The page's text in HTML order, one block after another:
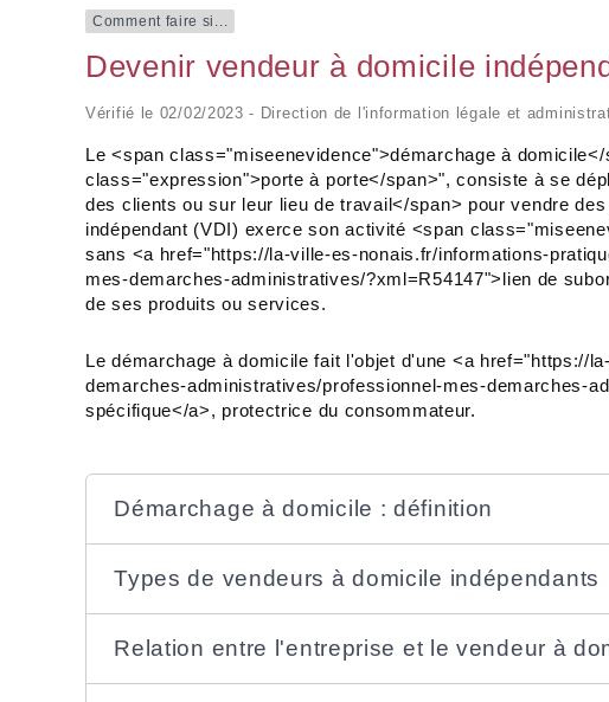
Comment faire si...
Devenir vendeur à domicile
Vérifié le 02/02/2023 - Direction de l'information légale et
Le <span class="miseenevidence">démarchage à
class="expression">porte à porte</span>", consiste à se
des clients ou sur leur lieu de travail</span> pour vendre
indépendant (VDI) exerce son activité <span
sans <a href="https://la-ville-es-nonais.fr/informations-
mes-demarches-administratives/?xml=R54147">lien de
de ses produits ou services.
Le démarchage à domicile fait l'objet d'une <a href="https://
demarches-administratives/professionnel-mes-demarches-
spécifique</a>, protectrice du consommateur.
Démarchage à domicile : définition
Types de vendeurs à domicile indépendants
Relation entre l'entreprise et le vendeur à